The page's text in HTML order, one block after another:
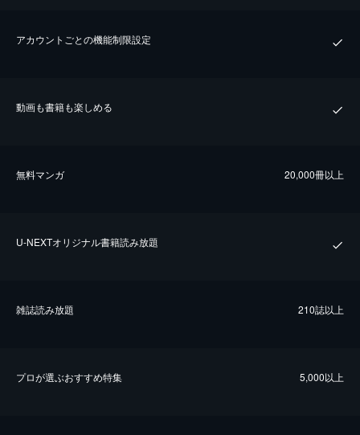
アカウントごとの機能制限設定
動画も書籍も楽しめる
無料マンガ 20,000冊以上
U-NEXTオリジナル書籍読み放題
雑誌読み放題 210誌以上
プロが選ぶおすすめ特集 5,000以上